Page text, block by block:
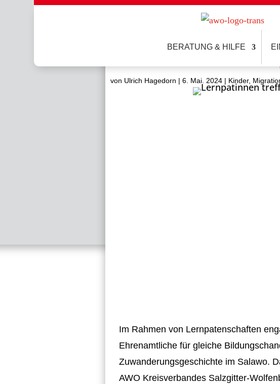
BERATUNG & HILFE
Austausch-Treffen für
von Ulrich Hagedorn | 6. Mai. 2024 | Kinder,
Im Rahmen von Lernpatenschaften
Ehrenamtliche für gleiche
Zuwanderungsgeschichte im Salawo.
AWO Kreisverbandes Salzgitter-